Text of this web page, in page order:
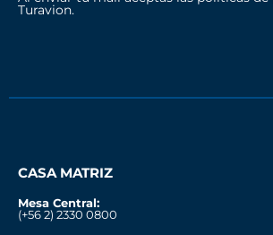
Turavion.
CASA MATRIZ
Mesa Central:
(+56 2) 2330 0800